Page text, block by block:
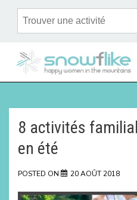
8 activités
en été
POSTED ON 20 AOÛT 2018